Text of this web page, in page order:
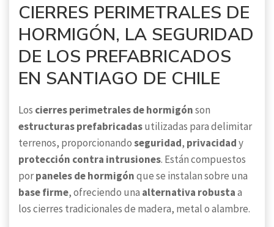
CIERRES PERIMETRALES DE
HORMIGÓN, LA SEGURIDAD
DE LOS PREFABRICADOS
EN SANTIAGO DE CHILE
Los cierres perimetrales de hormigónson
estructuras prefabricadasutilizadas para delimitar
terrenos, proporcionandoseguridad, privacidady
protección contra intrusiones. Están compuestos
porpaneles de hormigónque se instalan sobre una
base firme, ofreciendo una alternativa robustaa
los cierres tradicionales de madera, metal o alambre.